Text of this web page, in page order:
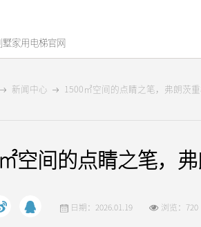
新闻中心 1500㎡空间的点睛之笔，弗朗茨
空间的点睛之笔，
日期：2026.01.19 浏览：720